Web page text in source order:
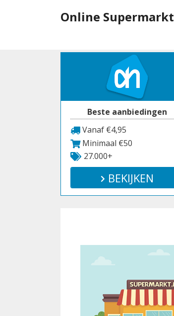
Online Supermarkt
Beste aanbiedingen
Vanaf €4,95
Minimaal €50
27.000+
BEKIJKEN